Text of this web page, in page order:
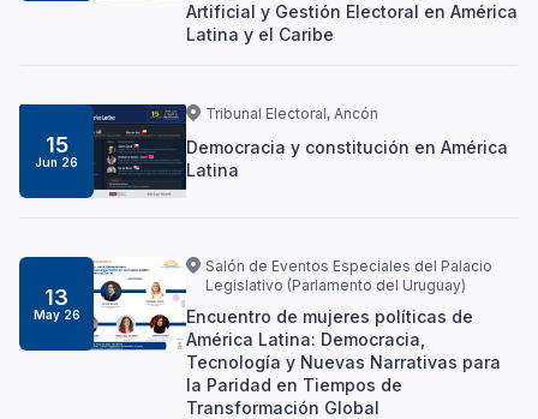
Artificial y Gestión Electoral en América
Latina y el Caribe
15
Jun 26
Tribunal Electoral, Ancón
Democracia y constitución en América
Latina
13
May 26
Salón de Eventos Especiales del Palacio
Legislativo (Parlamento del Uruguay)
Encuentro de mujeres políticas de
América Latina: Democracia,
Tecnología y Nuevas Narrativas para
la Paridad en Tiempos de
Transformación Global